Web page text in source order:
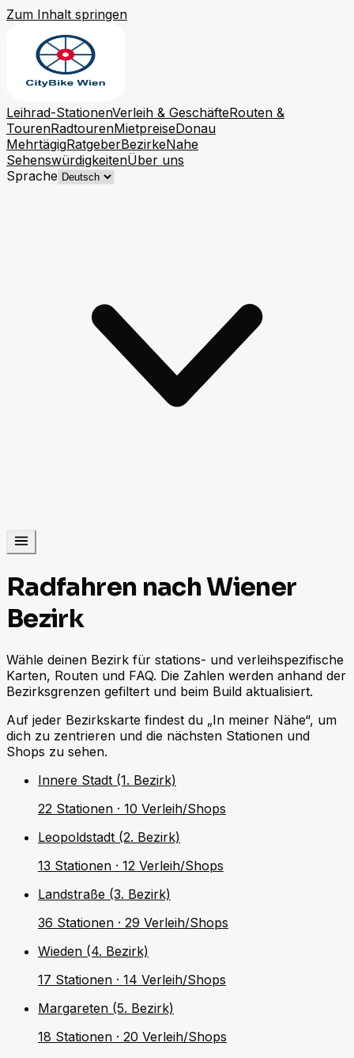
Zum Inhalt springen
Leihrad-StationenVerleih & GeschäfteRouten &
TourenRadtourenMietpreiseDonau
MehrtägigRatgeberBezirkeNahe
SehenswürdigkeitenÜber uns
Sprache
Radfahren nach Wiener
Bezirk
Wähle deinen Bezirk für stations- und verleihspezifische
Karten, Routen und FAQ. Die Zahlen werden anhand der
Bezirksgrenzen gefiltert und beim Build aktualisiert.
Auf jeder Bezirkskarte findest du „In meiner Nähe“, um
dich zu zentrieren und die nächsten Stationen und
Shops zu sehen.
Innere Stadt (1. Bezirk)
22 Stationen · 10 Verleih/Shops
Leopoldstadt (2. Bezirk)
13 Stationen · 12 Verleih/Shops
Landstraße (3. Bezirk)
36 Stationen · 29 Verleih/Shops
Wieden (4. Bezirk)
17 Stationen · 14 Verleih/Shops
Margareten (5. Bezirk)
18 Stationen · 20 Verleih/Shops